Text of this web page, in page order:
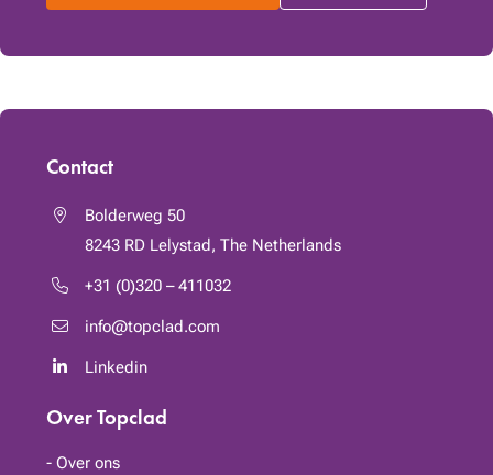
Contact
Bolderweg 50
8243 RD Lelystad, The Netherlands
+31 (0)320 – 411032
info@topclad.com
Linkedin
Over Topclad
Over ons